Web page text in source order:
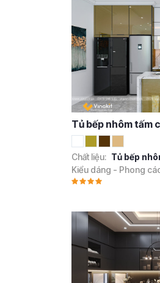
Tủ bếp nhôm tấm
Chất liệu: Tủ bếp
Kiểu dáng - Phong